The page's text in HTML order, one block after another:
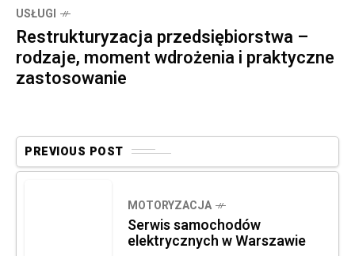
USŁUGI
Restrukturyzacja przedsiębiorstwa –
rodzaje, moment wdrożenia i praktyczne
zastosowanie
PREVIOUS POST
MOTORYZACJA
Serwis samochodów
elektrycznych w Warszawie